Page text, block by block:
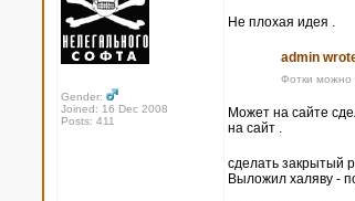
Gender:
Joined: 16 Dec 2008
Posts: 411
Не плохая идея .
admin
Фотки можно
Может на сайте
на сайт .
сделать закрытый
Выложил халяву -